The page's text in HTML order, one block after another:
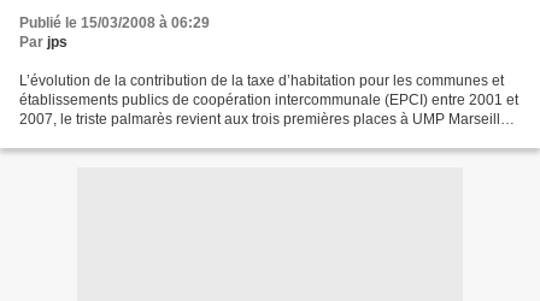
Publié le 15/03/2008 à 06:29
Par jps
L’évolution de la contribution de la taxe d’habitation pour les communes et
établissements publics de coopération intercommunale (EPCI) entre 2001 et
2007, le triste palmarès revient aux trois premières places à UMP Marseille